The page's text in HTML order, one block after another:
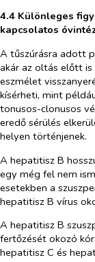
4.4 Különleges
kapcsolatos
A tűszúrásra adott
akár az oltás előtt
eszmélet
kísérheti, mint
tonusos-clonusos
eredő sérülés
helyen történjenek.
A hepatitisz B
egy még fel nem
esetekben a
hepatitisz B vírus
A hepatitisz B
fertőzését okozó
hepatitisz C és